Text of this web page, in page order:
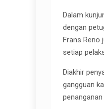
Dalam
dengan
Frans Reno
setiap
Diakhir
gangguan